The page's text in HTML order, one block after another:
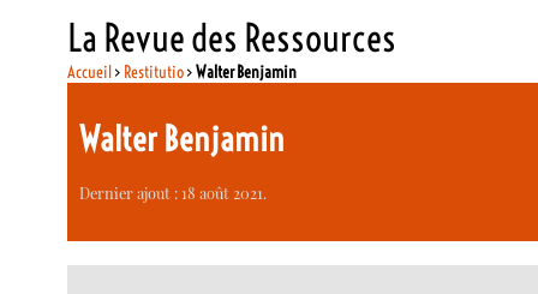
La Revue des Ressources
Accueil> Restitutio>Walter Benjamin
Walter Benjamin
Dernier ajout : 18 août 2021.